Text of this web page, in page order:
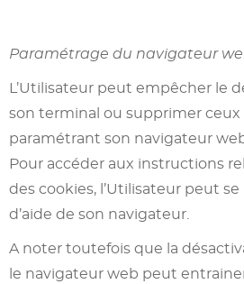
Paramétrage du navigateur
L’Utilisateur peut empêcher le
son terminal ou supprimer ceux
paramétrant son navigateur
Pour accéder aux instructions
des cookies, l’Utilisateur peut
d’aide de son navigateur.
A noter toutefois que la
le navigateur web peut